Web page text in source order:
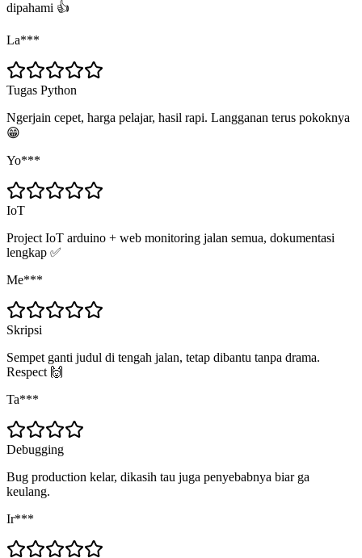
dipahami 👍
La***
Tugas Python
Ngerjain cepet, harga pelajar, hasil rapi. Langganan terus pokoknya
😁
Yo***
IoT
Project IoT arduino + web monitoring jalan semua, dokumentasi
lengkap ✅
Me***
Skripsi
Sempet ganti judul di tengah jalan, tetap dibantu tanpa drama.
Respect 🙌
Ta***
Debugging
Bug production kelar, dikasih tau juga penyebabnya biar ga
keulang.
Ir***